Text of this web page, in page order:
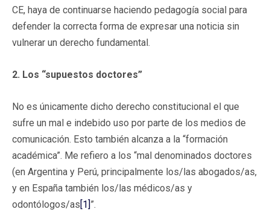
CE, haya de continuarse haciendo pedagogía social para
defender la correcta forma de expresar una noticia sin
vulnerar un derecho fundamental.
2. Los “supuestos doctores”
No es únicamente dicho derecho constitucional el que
sufre un mal e indebido uso por parte de los medios de
comunicación. Esto también alcanza a la “formación
académica”. Me refiero a los “mal denominados doctores
(en Argentina y Perú, principalmente los/las abogados/as,
y en España también los/las médicos/as y
odontólogos/as[1]”.